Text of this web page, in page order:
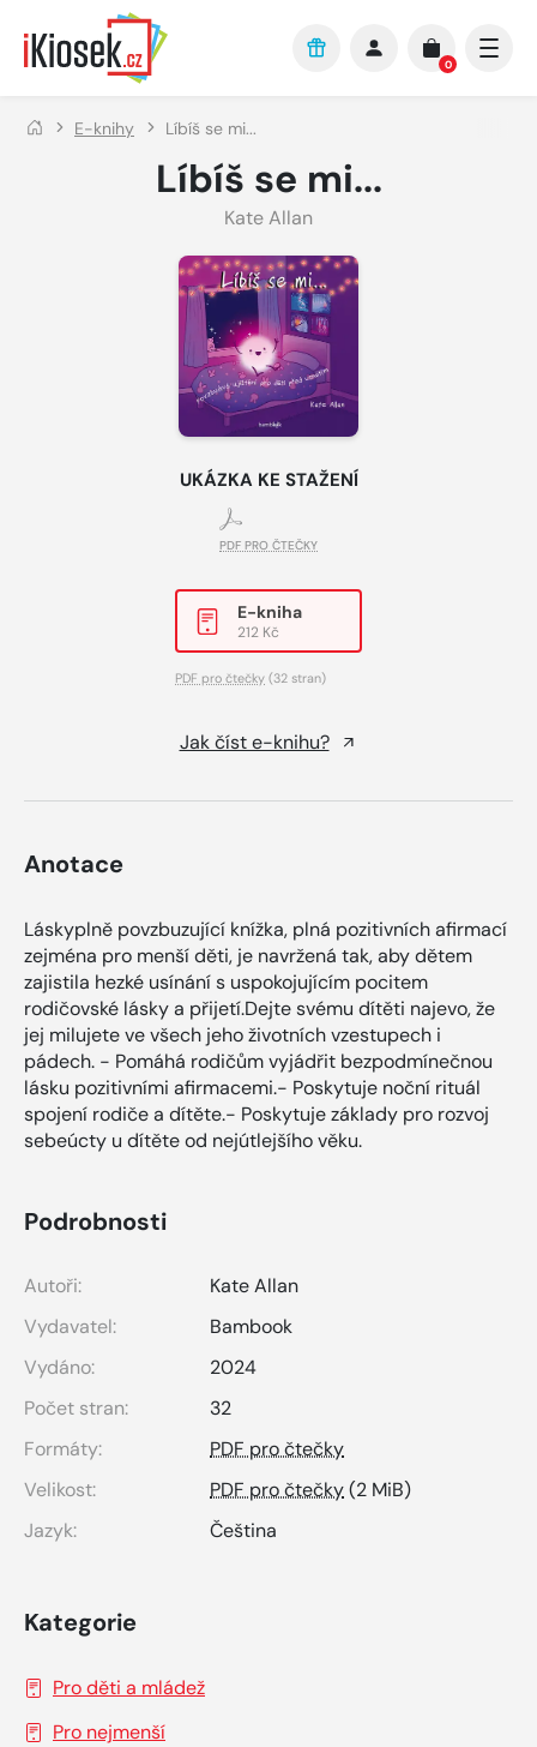
Přejít na hlavní obsah
0
E-knihy Líbíš se mi...
Líbíš se mi...
Kate Allan
UKÁZKA KE STAŽENÍ
PDF PRO ČTEČKY
E-kniha
212 Kč
PDF pro čtečky (32 stran)
Jak číst e-knihu?
Anotace
Láskyplně povzbuzující knížka, plná pozitivních afirmací
zejména pro menší děti, je navržená tak, aby dětem
zajistila hezké usínání s uspokojujícím pocitem
rodičovské lásky a přijetí.Dejte svému dítěti najevo, že
jej milujete ve všech jeho životních vzestupech i
pádech. - Pomáhá rodičům vyjádřit bezpodmínečnou
lásku pozitivními afirmacemi.- Poskytuje noční rituál
spojení rodiče a dítěte.- Poskytuje základy pro rozvoj
sebeúcty u dítěte od nejútlejšího věku.
Podrobnosti
Autoři:
Kate Allan
Vydavatel:
Bambook
Vydáno:
2024
Počet stran:
32
Formáty:
PDF pro čtečky
Velikost:
PDF pro čtečky(2 MiB)
Jazyk:
Čeština
Kategorie
Pro děti a mládež
Pro nejmenší